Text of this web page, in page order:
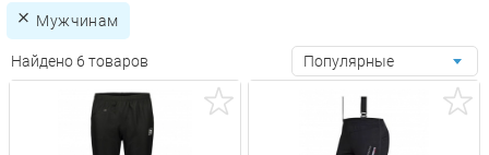
Мужчинам
Найдено 6 товаров Популярные